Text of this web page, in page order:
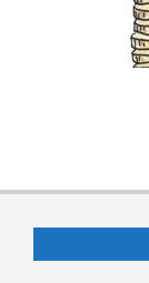
07-